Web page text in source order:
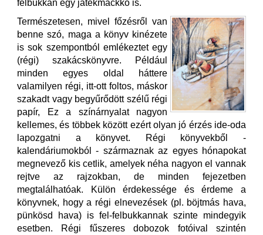
felbukkan egy játékmackkó is.
Természetesen, mivel főzésről van
benne szó, maga a könyv kinézete
is sok szempontból emlékeztet egy
(régi) szakácskönyvre. Például
minden egyes oldal háttere
valamilyen régi, itt-ott foltos, máskor
szakadt vagy begyűrődött szélű régi
papír, Ez a színárnyalat nagyon
kellemes, és többek között ezért olyan jó érzés ide-oda
lapozgatni a könyvet. Régi könyvekből -
kalendáriumokból - származnak az egyes hónapokat
megnevező kis cetlik, amelyek néha nagyon el vannak
rejtve az rajzokban, de minden fejezetben
megtalálhatóak. Külön érdekessége és érdeme a
könyvnek, hogy a régi elnevezések (pl. böjtmás hava,
pünkösd hava) is fel-felbukkannak szinte mindegyik
esetben. Régi fűszeres dobozok fotóival szintén